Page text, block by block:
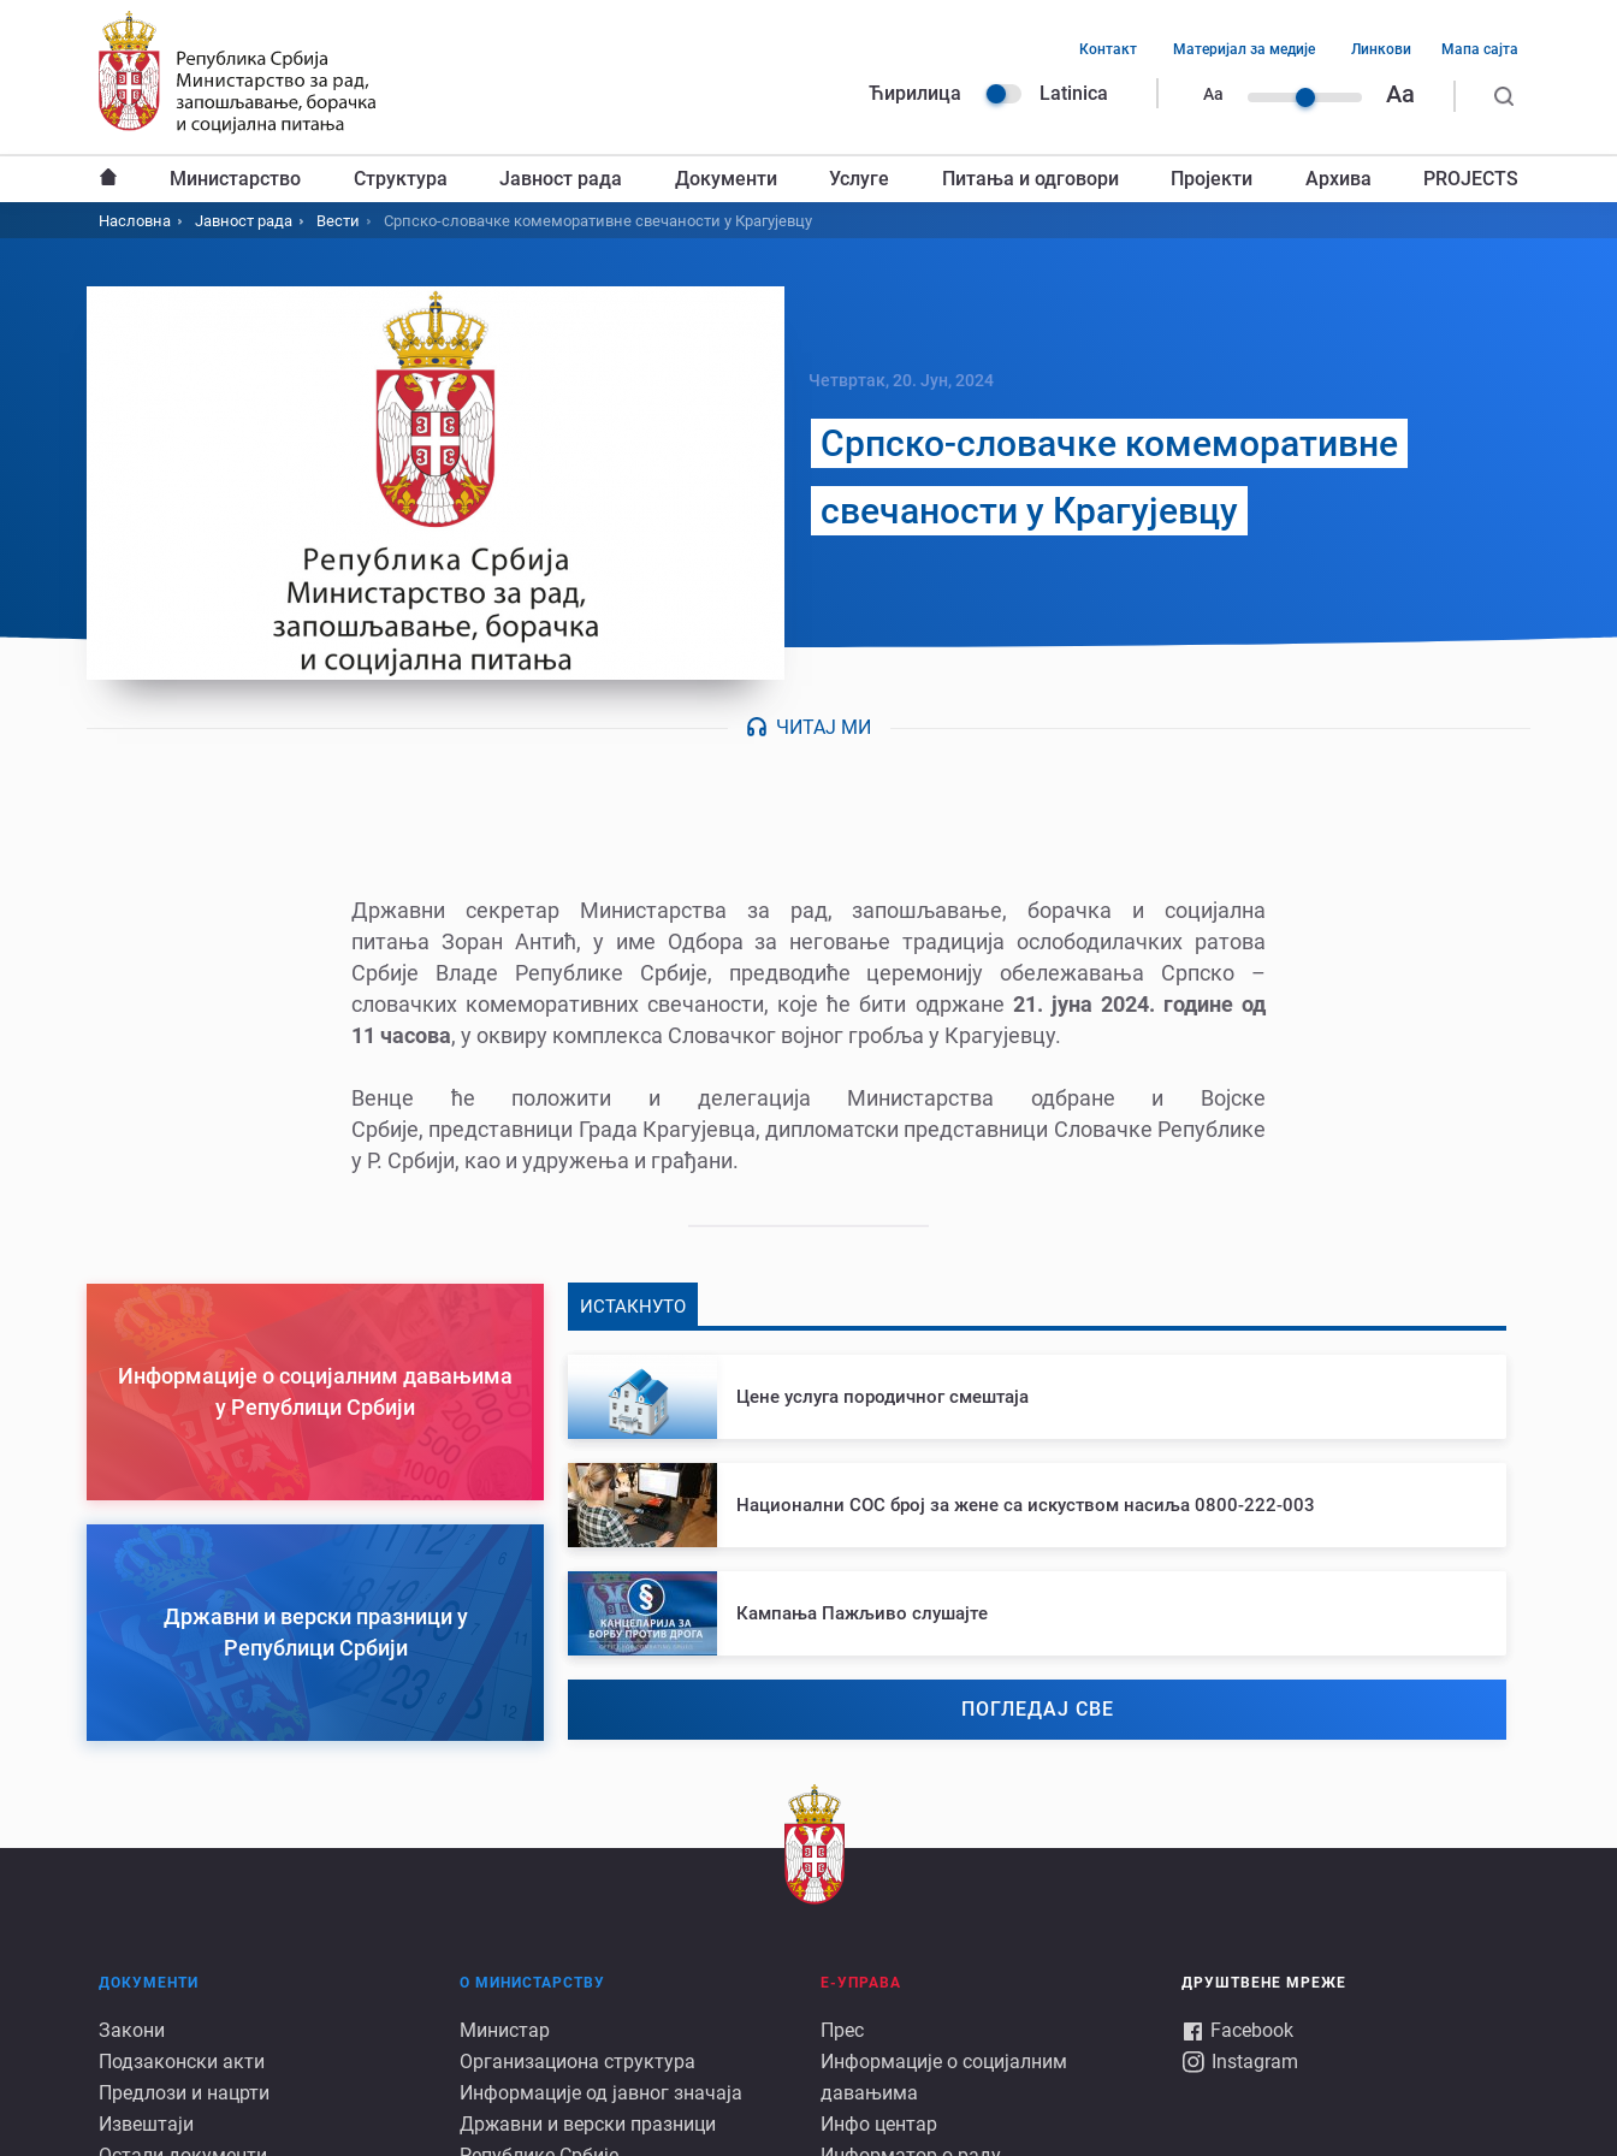
Ћирилица Latinica Aa Aa
заглавља
Контакт Материјал за медије Линкови Мапа сајта
Главни
Министарство Структура Јавност рада Документи Услуге Питања и одговори Пројекти Архива PROJECTS
Насловна Јавност рада Вести Српско-словачке комеморативне свечаности у Крагујевцу
Четвртак, 20. Јун, 2024
Српско-словачке комеморативне
свечаности у Крагујевцу
ЧИТАЈ МИ
Државни секретар Министарства за рад, запошљавање, борачка и социјална
питања Зоран Антић, у име Одбора за неговање традиција ослободилачких ратова
Србије Владе Републике Србије, предводиће церемонију обележавања Српско –
словачких комеморативних свечаности, које ће бити одржане 21. јуна 2024. године од
11 часова, у оквиру комплекса Словачког војног гробља у Крагујевцу.
Венце ће положити и делегација Министарства одбране и Војске
Србије, представници Града Крагујевца, дипломатски представници Словачке Републике
у Р. Србији, као и удружења и грађани.
Информације о социјалним давањима
у Републици Србији
Државни и верски празници у
Републици Србији
ИСТАКНУТО
Цене услуга породичног смештаја
Национални СОС број за жене са искуством насиља 0800-222-003
Кампања Пажљиво слушајте
ПОГЛЕДАЈ СВЕ
Документи
ДОКУМЕНТИ
Закони
Подзаконски акти
Предлози и нацрти
Извештаји
О
министарству
О МИНИСТАРСТВУ
Министар
Организациона структура
Информације од јавног значаја
Државни и верски празници
Е
управа
Е-УПРАВА
Прес
Информације о социјалним
давањима
Инфо центар
ДРУШТВЕНЕ МРЕЖЕ
Facebook
Instagram